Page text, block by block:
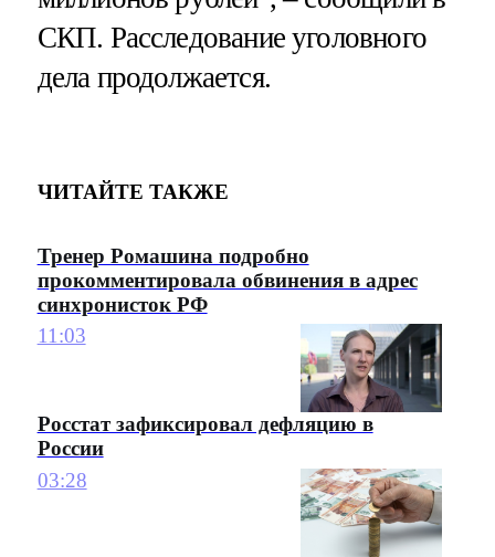
СКП. Расследование уголовного
дела продолжается.
ЧИТАЙТЕ ТАКЖЕ
Тренер Ромашина подробно
прокомментировала обвинения в адрес
синхронисток РФ
11:03
Росстат зафиксировал дефляцию в
России
03:28